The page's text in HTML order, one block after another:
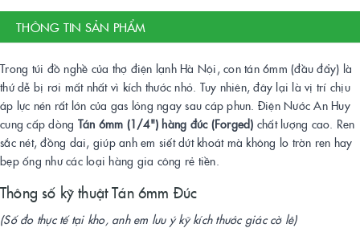
THÔNG TIN SẢN PHẨM
Trong túi đồ nghề của thợ điện lạnh Hà Nội, con tán 6mm (đầu đẩy) là
thứ dễ bị rơi mất nhất vì kích thước nhỏ. Tuy nhiên, đây lại là vị trí chịu
áp lực nén rất lớn của gas lỏng ngay sau cáp phun. Điện Nước An Huy
cung cấp dòng Tán 6mm (1/4") hàng đúc (Forged) chất lượng cao. Ren
sắc nét, đồng dai, giúp anh em siết dứt khoát mà không lo trờn ren hay
bẹp ống như các loại hàng gia công rẻ tiền.
Thông số kỹ thuật Tán 6mm Đúc
(Số đo thực tế tại kho, anh em lưu ý kỹ kích thước giác cờ lê)